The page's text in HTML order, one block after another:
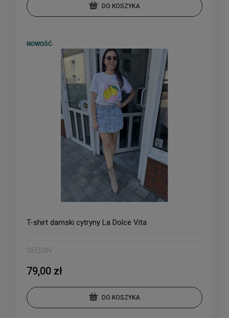
DO KOSZYKA
T-shirt damski cytryny La Dolce Vita
SEQUIN
79,00 zł
DO KOSZYKA
NOWOŚĆ